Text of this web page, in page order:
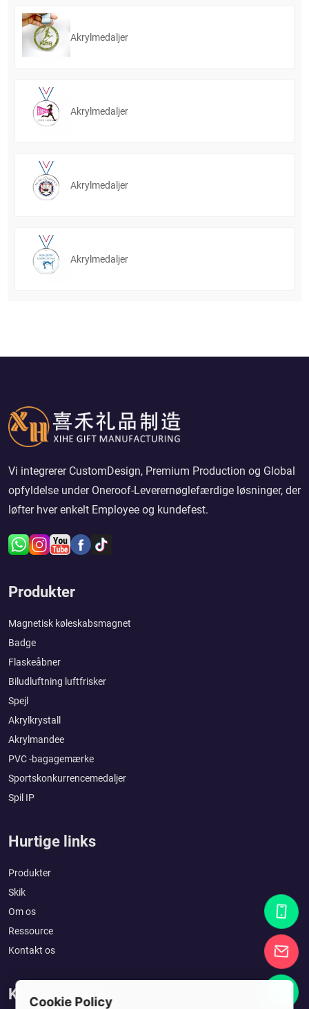
Akrylmedaljer
Akrylmedaljer
Akrylmedaljer
Akrylmedaljer
Vi integrerer CustomDesign, Premium Production og Global
opfyldelse under Oneroof-Leverernøglefærdige løsninger, der
løfter hver enkelt Employee og kundefest.
Produkter
Magnetisk køleskabsmagnet
Badge
Flaskeåbner
Biludluftning luftfrisker
Spejl
Akrylkrystall
Akrylmandee
PVC -bagagemærke
Sportskonkurrencemedaljer
Spil IP
Hurtige links
Produkter
Skik
Om os
Ressource
Kontakt os
Kom i kontakt
Cookie Policy